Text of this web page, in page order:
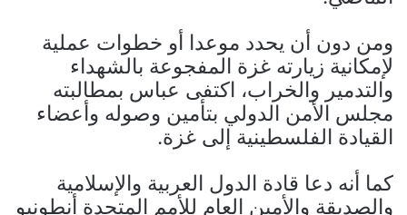
ومن دون أن يحدد موعدا أو خطوات عملية
لإمكانية زيارته غزة المفجوعة بالشهداء
والتدمير والخراب، اكتفى عباس بمطالبته
مجلس الأمن الدولي بتأمين وصوله وأعضاء
القيادة الفلسطينية إلى غزة.
كما أنه دعا قادة الدول العربية والإسلامية
والصديقة والأمين العام للأمم المتحدة أنطونيو